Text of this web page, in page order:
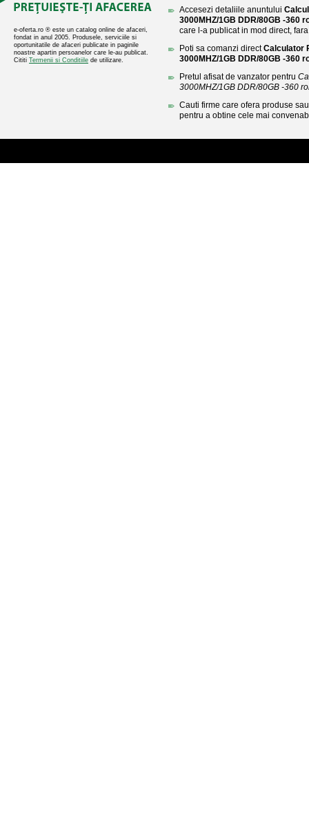
e-oferta.ro ® este un catalog online de afaceri,
fondat in anul 2005. Produsele, serviciile si
oportunitatile de afaceri publicate in paginile
noastre apartin persoanelor care le-au publicat.
Cititi Termenii si Conditiile de utilizare.
Accesezi detaliile anuntului
3000MHZ/1GB DDR/80GB -360
care l-a publicat in mod direct,
Poti sa comanzi directCalculator
3000MHZ/1GB DDR/80GB -360
Pretul afisat de vanzator pentru
3000MHZ/1GB DDR/80GB -360
Cauti firme care ofera produse
pentru a obtine cele mai